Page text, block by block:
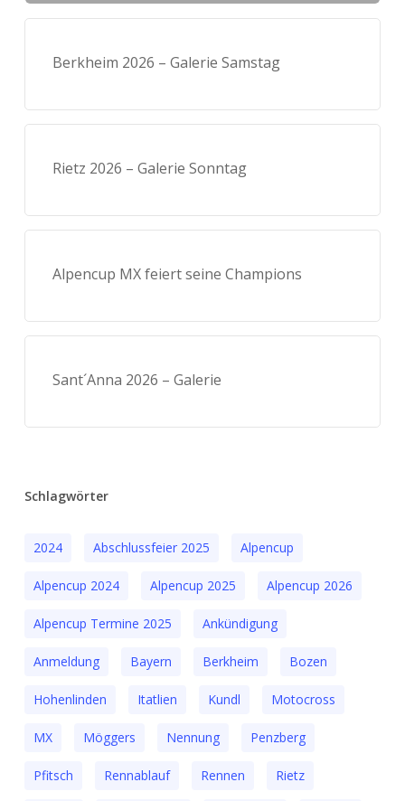
Berkheim 2026 – Galerie Samstag
Rietz 2026 – Galerie Sonntag
Alpencup MX feiert seine Champions
Sant´Anna 2026 – Galerie
Schlagwörter
2024 Abschlussfeier 2025 Alpencup
Alpencup 2024 Alpencup 2025 Alpencup 2026
Alpencup Termine 2025 Ankündigung
Anmeldung Bayern Berkheim Bozen
Hohenlinden Itatlien Kundl Motocross
MX Möggers Nennung Penzberg
Pfitsch Rennablauf Rennen Rietz